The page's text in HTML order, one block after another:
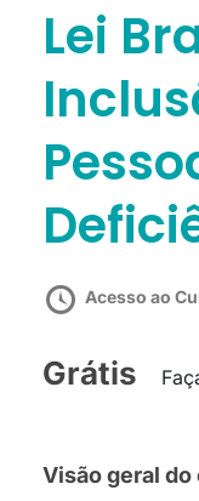
Lei Brasileira de
Acesso ao
Grátis
Visão geral do